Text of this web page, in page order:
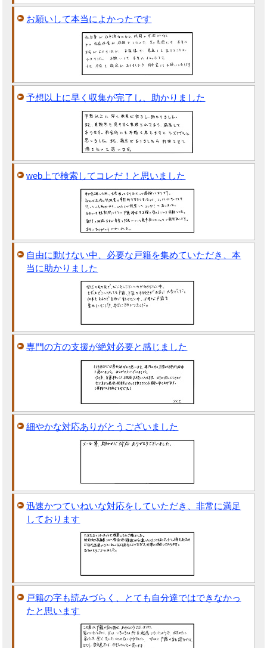
お願いして本当によかったです
予想以上に早く収集が完了し、助かりました
web上で検索してコレだ！と思いました
自由に動けない中、必要な戸籍を集めていただき、本
当に助かりました
専門の方の支援が絶対必要と感じました
細やかな対応ありがとうございました
迅速かつていねいな対応をしていただき、非常に満足
しております
戸籍の字も読みづらく、とても自分達ではできなかっ
たと思います